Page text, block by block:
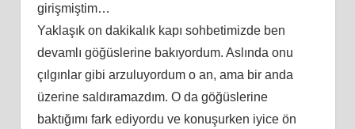
girişmiştim…
Yaklaşık on dakikalık kapı sohbetimizde ben
devamlı göğüslerine bakıyordum. Aslında onu
çılgınlar gibi arzuluyordum o an, ama bir anda
üzerine saldıramazdım. O da göğüslerine
baktığımı fark ediyordu ve konuşurken iyice ön